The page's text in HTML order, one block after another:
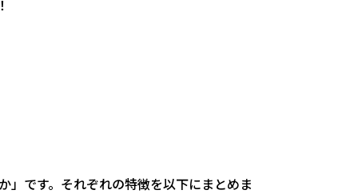
です。それぞれの特徴を以下にまとめま